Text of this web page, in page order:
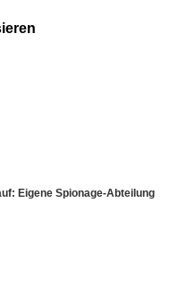
Eigene Spionage-Abteilung